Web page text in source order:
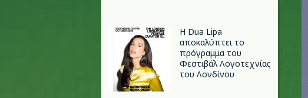
Η Dua Lipa
αποκαλύπτει το
πρόγραμμα του
Φεστιβάλ Λογοτεχνίας
του Λονδίνου